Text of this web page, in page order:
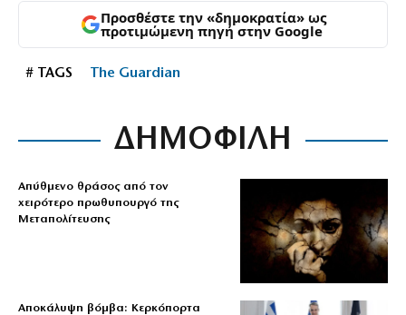
Προσθέστε την «δημοκρατία» ως
προτιμώμενη πηγή στην Google
# TAGS The Guardian
ΔΗΜΟΦΙΛΗ
Απύθμενο θράσος από τον
χειρότερο πρωθυπουργό της
Μεταπολίτευσης
Αποκάλυψη βόμβα: Κερκόπορτα